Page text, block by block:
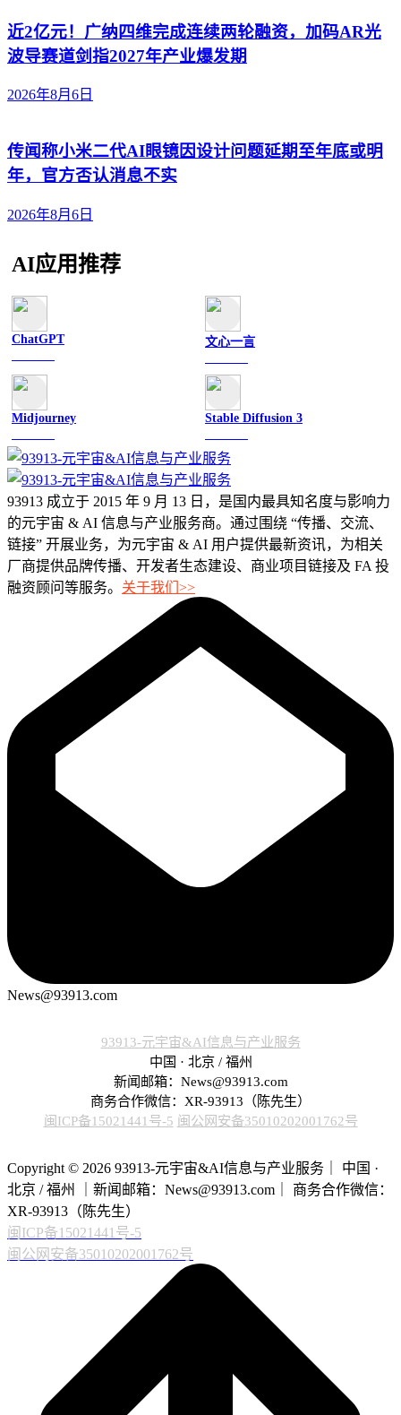
近2亿元！广纳四维完成连续两轮融资，加码AR光
波导赛道剑指2027年产业爆发期
2026年8月6日
传闻称小米二代AI眼镜因设计问题延期至年底或明
年，官方否认消息不实
2026年8月6日
AI应用推荐
ChatGPT 文心一言
Midjourney Stable Diffusion 3
93913 成立于 2015 年 9 月 13 日，是国内最具知名度与影响力
的元宇宙 & AI 信息与产业服务商。通过围绕 “传播、交流、
链接” 开展业务，为元宇宙 & AI 用户提供最新资讯，为相关
厂商提供品牌传播、开发者生态建设、商业项目链接及 FA 投
融资顾问等服务。 关于我们>>
News@93913.com
93913-元宇宙&AI信息与产业服务
中国 · 北京 / 福州
新闻邮箱：News@93913.com
商务合作微信：XR-93913（陈先生）
闽ICP备15021441号-5 闽公网安备35010202001762号
Copyright © 2026 93913-元宇宙&AI信息与产业服务｜ 中国 ·
北京 / 福州 ｜新闻邮箱：News@93913.com｜ 商务合作微信：
XR-93913（陈先生）
闽ICP备15021441号-5
闽公网安备35010202001762号